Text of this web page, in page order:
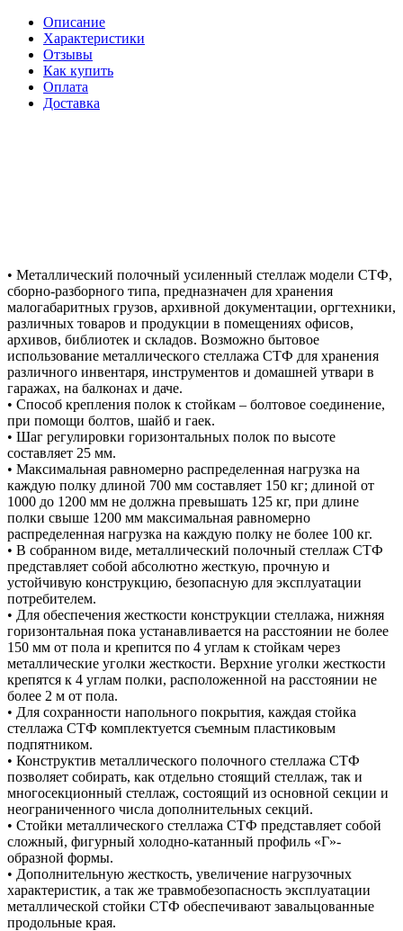
Описание
Характеристики
Отзывы
Как купить
Оплата
Доставка
• Металлический полочный усиленный стеллаж модели СТФ,
сборно-разборного типа, предназначен для хранения
малогабаритных грузов, архивной документации, оргтехники,
различных товаров и продукции в помещениях офисов,
архивов, библиотек и складов. Возможно бытовое
использование металлического стеллажа СТФ для хранения
различного инвентаря, инструментов и домашней утвари в
гаражах, на балконах и даче.
• Способ крепления полок к стойкам – болтовое соединение,
при помощи болтов, шайб и гаек.
• Шаг регулировки горизонтальных полок по высоте
составляет 25 мм.
• Максимальная равномерно распределенная нагрузка на
каждую полку длиной 700 мм составляет 150 кг; длиной от
1000 до 1200 мм не должна превышать 125 кг, при длине
полки свыше 1200 мм максимальная равномерно
распределенная нагрузка на каждую полку не более 100 кг.
• В собранном виде, металлический полочный стеллаж СТФ
представляет собой абсолютно жесткую, прочную и
устойчивую конструкцию, безопасную для эксплуатации
потребителем.
• Для обеспечения жесткости конструкции стеллажа, нижняя
горизонтальная пока устанавливается на расстоянии не более
150 мм от пола и крепится по 4 углам к стойкам через
металлические уголки жесткости. Верхние уголки жесткости
крепятся к 4 углам полки, расположенной на расстоянии не
более 2 м от пола.
• Для сохранности напольного покрытия, каждая стойка
стеллажа СТФ комплектуется съемным пластиковым
подпятником.
• Конструктив металлического полочного стеллажа СТФ
позволяет собирать, как отдельно стоящий стеллаж, так и
многосекционный стеллаж, состоящий из основной секции и
неограниченного числа дополнительных секций.
• Стойки металлического стеллажа СТФ представляет собой
сложный, фигурный холодно-катанный профиль «Г»-
образной формы.
• Дополнительную жесткость, увеличение нагрузочных
характеристик, а так же травмобезопасность эксплуатации
металлической стойки СТФ обеспечивают завальцованные
продольные края.